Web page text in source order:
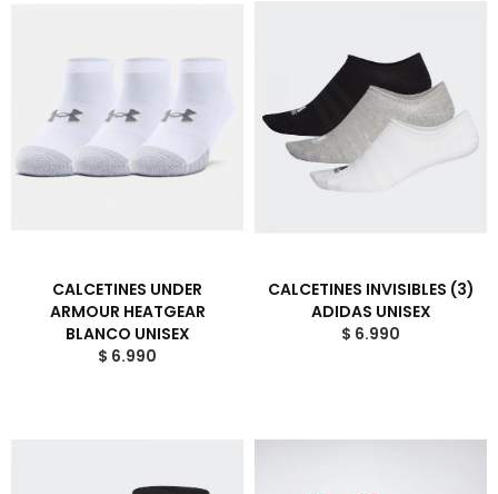
CALCETINES UNDER
ARMOUR HEATGEAR
BLANCO UNISEX
$ 6.990
CALCETINES INVISIBLES (3)
ADIDAS UNISEX
$ 6.990